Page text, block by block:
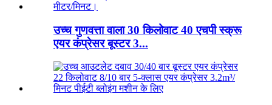
उच्च गुणवत्ता वाला 30 किलोवाट 40 एचपी स्क्रू
एयर कंप्रेसर बूस्टर 3...